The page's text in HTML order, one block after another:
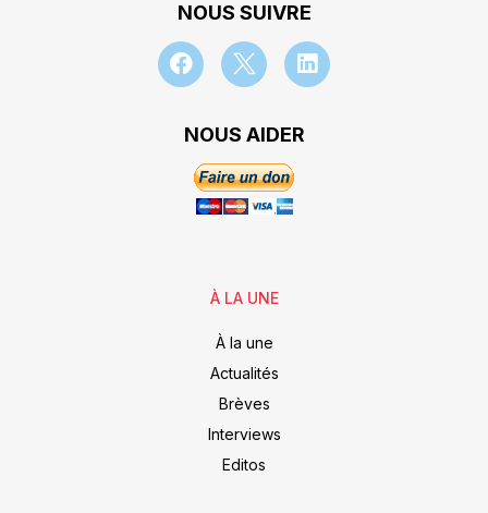
NOUS SUIVRE
NOUS AIDER
À LA UNE
À la une
Actualités
Brèves
Interviews
Editos